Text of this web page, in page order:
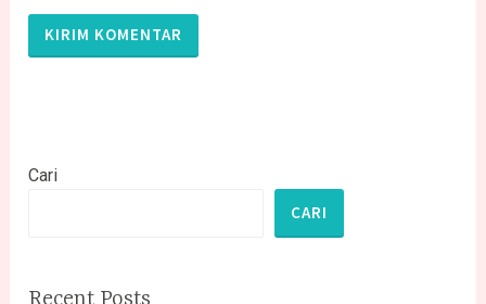
Cari
CARI
Recent Posts